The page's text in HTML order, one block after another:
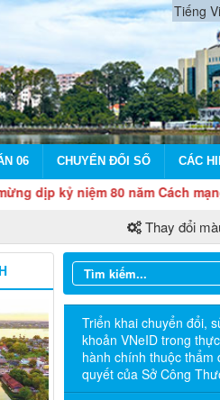
Tiếng
06 CHUYỂN ĐỔI SỐ CÁC
80 năm Cách mạng tháng
Thay đổi
Triển khai chuyển đổi,
khoản VNeID trong
hành chính thuộc thẩm
quyết của Sở Công